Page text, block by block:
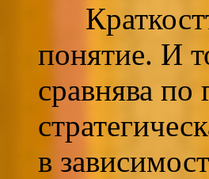
понятие. И
сравнява по
в